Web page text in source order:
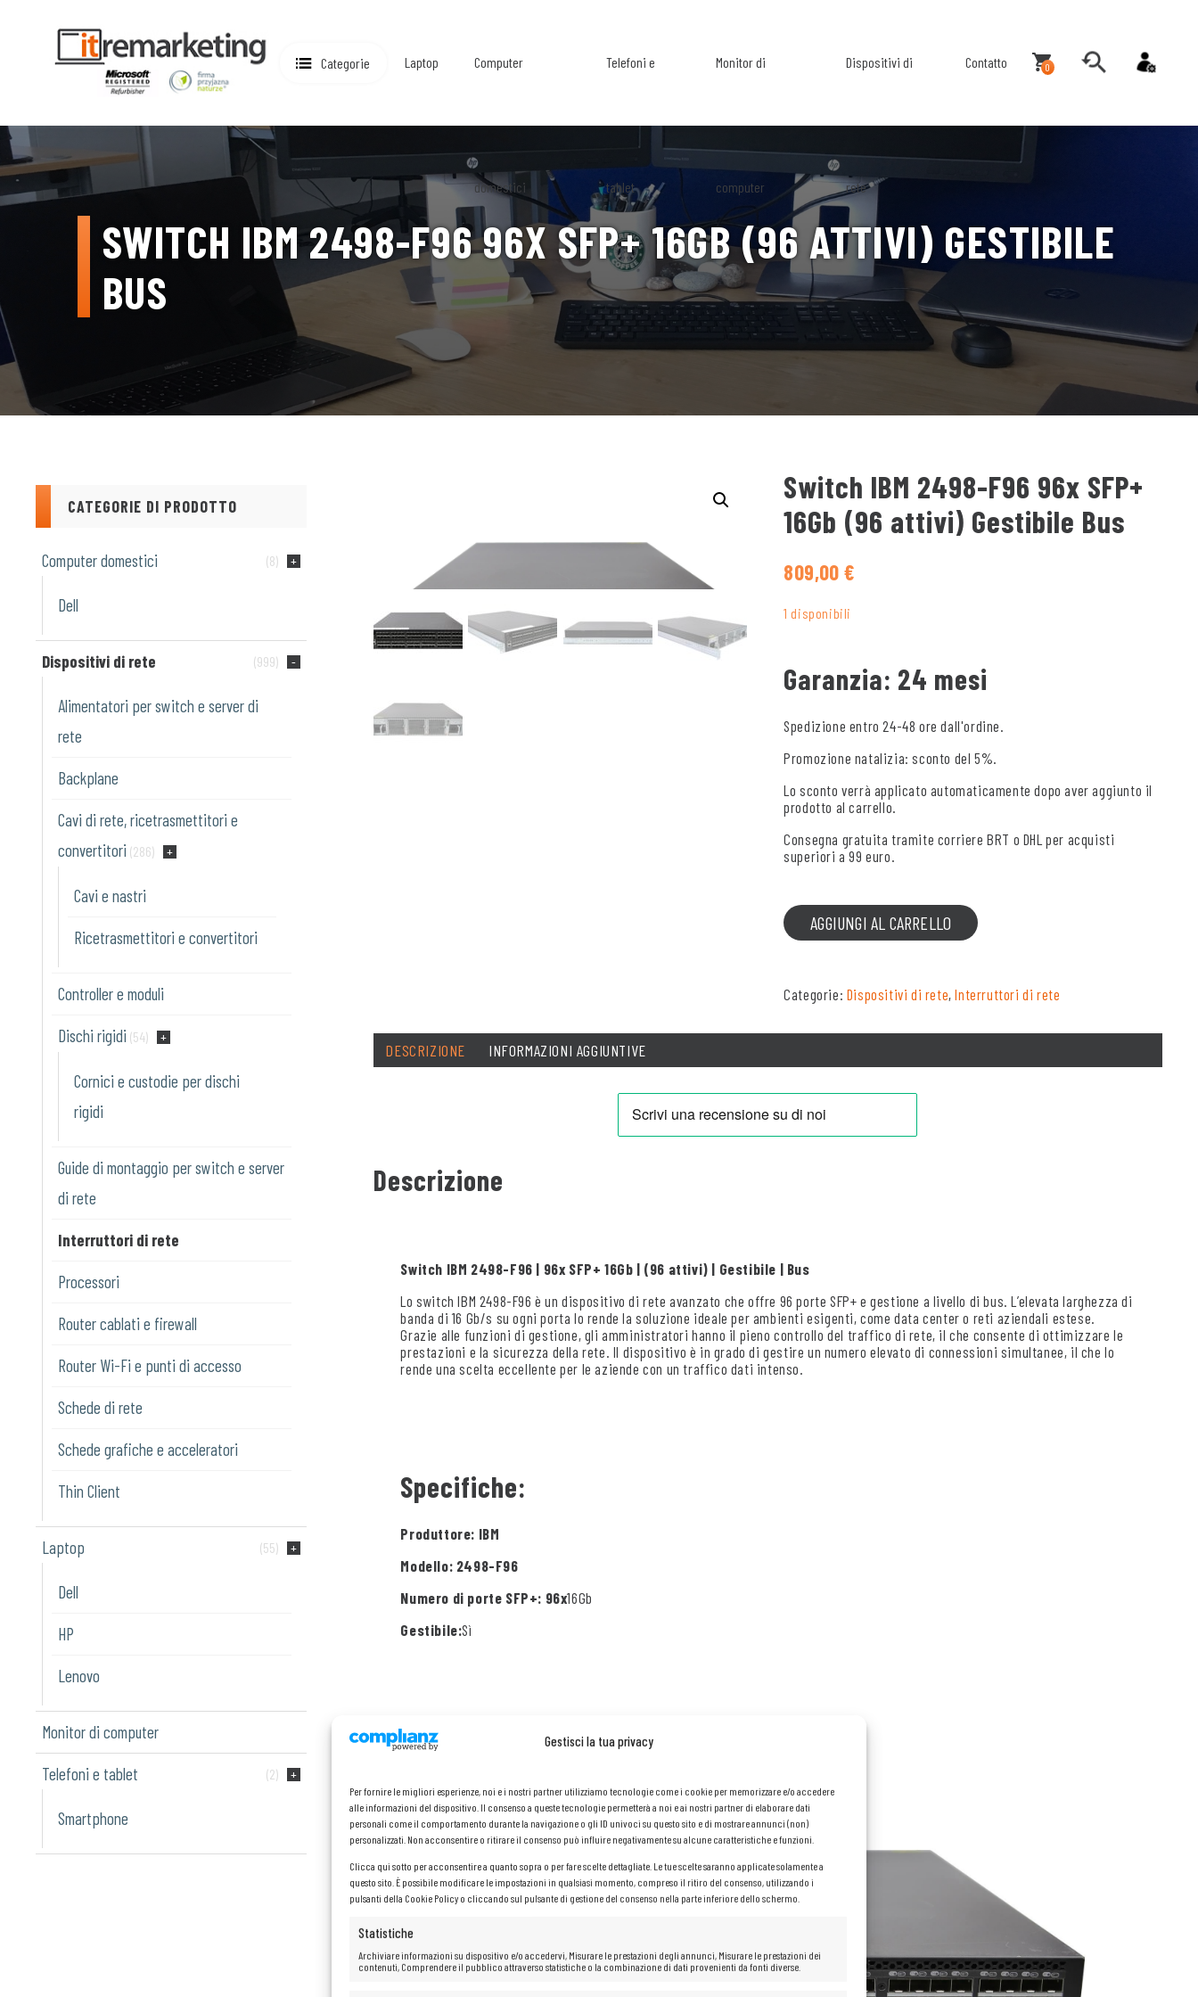
Gestisci la tua privacy
Per fornire le migliori esperienze, noi e i nostri partner utilizziamo tecnologie come i cookie per memorizzare e/o accedere
alle informazioni del dispositivo. Il consenso a queste tecnologie permetterà a noi e ai nostri partner di elaborare dati
personali come il comportamento durante la navigazione o gli ID univoci su questo sito e di mostrare annunci (non)
personalizzati. Non acconsentire o ritirare il consenso può influire negativamente su alcune caratteristiche e funzioni.
Clicca qui sotto per acconsentire a quanto sopra o per fare scelte dettagliate. Le tue scelte saranno applicate solamente a
questo sito. È possibile modificare le impostazioni in qualsiasi momento, compreso il ritiro del consenso, utilizzando i
pulsanti della Cookie Policy o cliccando sul pulsante di gestione del consenso nella parte inferiore dello schermo.
Statistiche
Archiviare informazioni su dispositivo e/o accedervi, Misurare le prestazioni degli annunci, Misurare le prestazioni dei
contenuti, Comprendere il pubblico attraverso statistiche o la combinazione di dati provenienti da fonti diverse.
Categorie Laptop Computer
domestici
Telefoni e
tablet
Monitor di
computer
Dispositivi di
rete
Contatto 0
SWITCH IBM 2498-F96 96X SFP+ 16GB (96 ATTIVI) GESTIBILE
BUS
CATEGORIE DI PRODOTTO
Computer domestici (8)
Dell
Dispositivi di rete (999)
Alimentatori per switch e server di
rete
Backplane
Cavi di rete, ricetrasmettitori e
convertitori (286)
Cavi e nastri
Ricetrasmettitori e convertitori
Controller e moduli
Dischi rigidi (54)
Cornici e custodie per dischi
rigidi
Guide di montaggio per switch e server
di rete
Interruttori di rete
Processori
Router cablati e firewall
Router Wi-Fi e punti di accesso
Schede di rete
Schede grafiche e acceleratori
Thin Client
Laptop (55)
Dell
HP
Lenovo
Monitor di computer
Telefoni e tablet (2)
Smartphone
Switch IBM 2498-F96 96x SFP+
16Gb (96 attivi) Gestibile Bus
809,00€
1 disponibili
Garanzia: 24 mesi
Spedizione entro 24-48 ore dall'ordine.
Promozione natalizia: sconto del 5%.
Lo sconto verrà applicato automaticamente dopo aver aggiunto il
prodotto al carrello.
Consegna gratuita tramite corriere BRT o DHL per acquisti
superiori a 99 euro.
AGGIUNGI AL CARRELLO
Categorie: Dispositivi di rete,Interruttori di rete
DESCRIZIONE INFORMAZIONI AGGIUNTIVE
Descrizione
Switch IBM 2498-F96 | 96x SFP+ 16Gb | (96 attivi) | Gestibile | Bus
Lo switch IBM 2498-F96 è un dispositivo di rete avanzato che offre 96 porte SFP+ e gestione a livello di bus. L’elevata larghezza di
banda di 16 Gb/s su ogni porta lo rende la soluzione ideale per ambienti esigenti, come data center o reti aziendali estese.
Grazie alle funzioni di gestione, gli amministratori hanno il pieno controllo del traffico di rete, il che consente di ottimizzare le
prestazioni e la sicurezza della rete. Il dispositivo è in grado di gestire un numero elevato di connessioni simultanee, il che lo
rende una scelta eccellente per le aziende con un traffico dati intenso.
Specifiche:
Produttore: IBM
Modello: 2498-F96
Numero di porte SFP+: 96x16Gb
Gestibile:Sì